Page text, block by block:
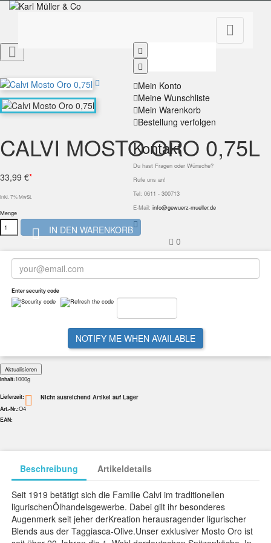

Mein Konto
Meine Wunschliste
Mein Warenkorb
Bestellung verfolgen
Kontakt
Du hast Fragen oder Wünsche?
Rufe uns an!
Tel: 0611 - 300713
E-Mail: info@gewuerz-mueller.de
0

CALVI MOSTO ORO 0,75L
33,99 €*
inkl. 7% MwSt.
Menge
 IN DEN WARENKORB
Enter security code
NOTIFY ME WHEN AVAILABLE
Inhalt:1000g
Lieferzeit:  Nicht ausreichend Artikel auf Lager
Art.-Nr.:O4
EAN:
Beschreibung Artikeldetails
Seit 1919 betätigt sich die Familie Calvi im traditionellen
ligurischenÖlhandelsgewerbe. Dabei gilt ihr besonderes
Augenmerk seit jeher derKreation herausragender ligurischer
Blends aus der Taggiasca-Olive.Unser exklusiver Mosto Oro ist